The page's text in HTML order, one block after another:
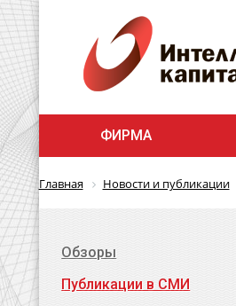
ФИРМА
Главная Новости и публикации
Обзоры
Публикации в СМИ